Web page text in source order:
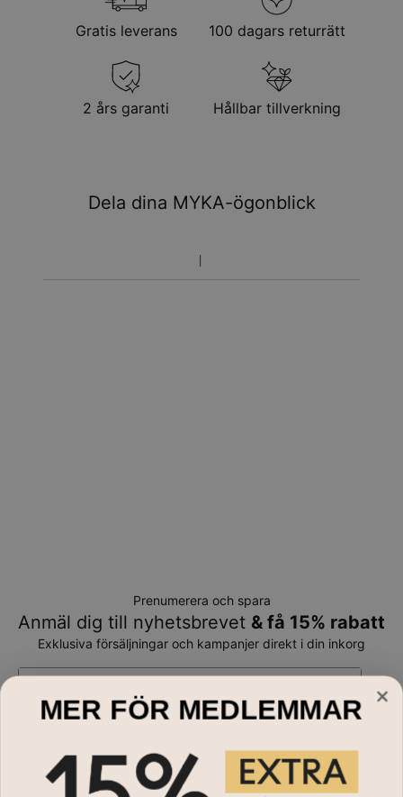
Gratis leverans 100 dagars returrätt
2 års garanti Hållbar tillverkning
Dela dina MYKA-ögonblick
Prenumerera och spara
Anmäl dig till nyhetsbrevet & få 15% rabatt
Exklusiva försäljningar och kampanjer direkt i din inkorg
Handla till
MER FÖR MEDLEMMAR